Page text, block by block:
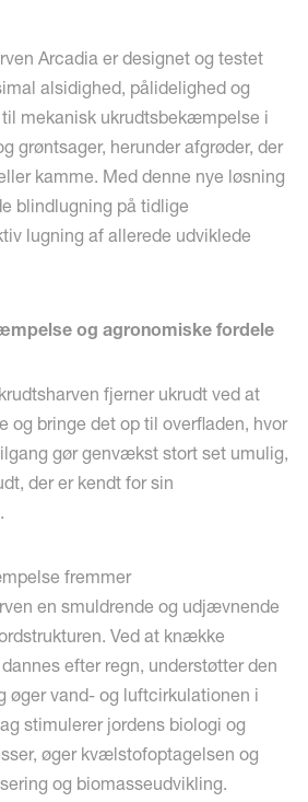
Arcadia er designet og testet
alsidighed, pålidelighed og
mekanisk ukrudtsbekæmpelse i
grøntsager, herunder afgrøder, der
kamme. Med denne nye løsning
blindlugning på tidlige
lugning af allerede udviklede
og agronomiske fordele
fjerner ukrudt ved at
og bringe det op til overfladen, hvor
gør genvækst stort set umulig,
der er kendt for sin
fremmer
en smuldrende og udjævnende
Ved at knække
efter regn, understøtter den
øger vand- og luftcirkulationen i
stimulerer jordens biologi og
øger kvælstofoptagelsen og
og biomasseudvikling.